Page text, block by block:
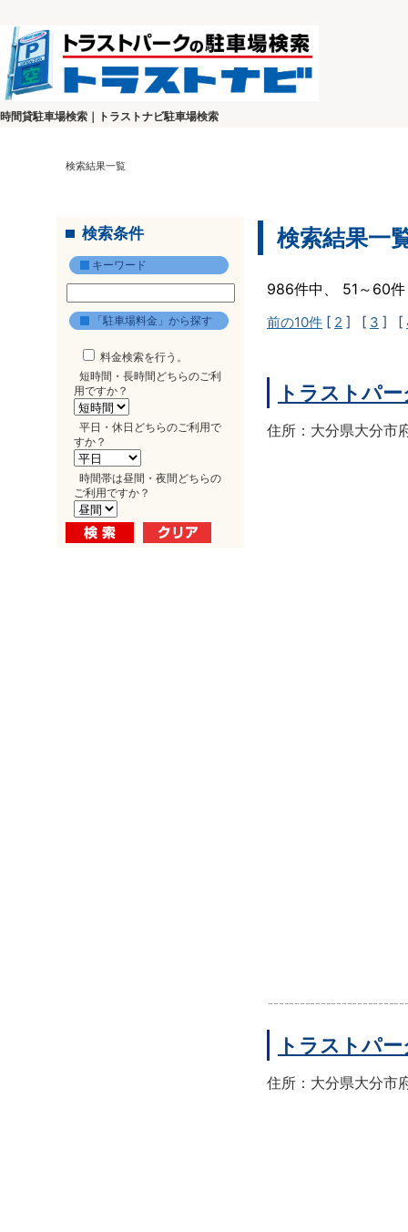
時間貸駐車場検索｜トラストナビ駐車場検索
検索結果一覧
検索条件
キーワード
「駐車場料金」から探す
料金検索を行う。
短時間・長時間どちらのご利
用ですか？
平日・休日どちらのご利用で
すか？
時間帯は昼間・夜間どちらの
ご利用ですか？
検索結果一
986件中、 51～60
前の10件 [ 2 ] [ 3 ] [
トラストパ
住所：大分県大分市
トラストパ
住所：大分県大分市